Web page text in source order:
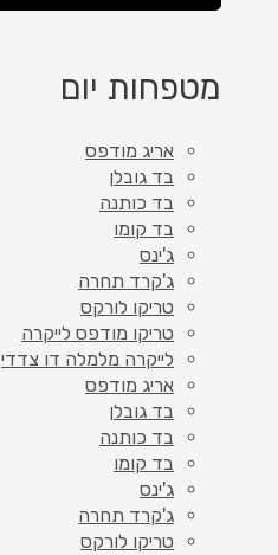
מטפחות יום
אריג מודפס
בד גובלן
בד כותנה
בד קומו
ג'ינס
ג'קרד תחרה
טריקו לורקס
טריקו מודפס לייקרה
לייקרה מלמלה דו צדדי
אריג מודפס
בד גובלן
בד כותנה
בד קומו
ג'ינס
ג'קרד תחרה
טריקו לורקס